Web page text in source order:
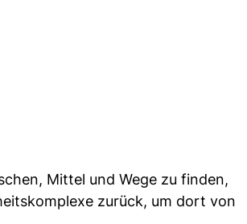
Mittel und Wege zu finden,
zurück, um dort von